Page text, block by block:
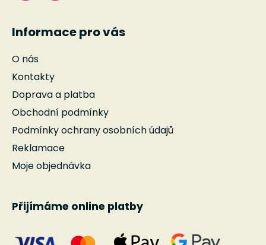
Informace pro vás
O nás
Kontakty
Doprava a platba
Obchodní podmínky
Podmínky ochrany osobních údajů
Reklamace
Moje objednávka
Přijímáme online platby